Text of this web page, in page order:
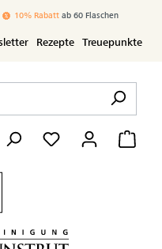
10% Rabattab 60 Flaschen
Rezepte Treuepunkte